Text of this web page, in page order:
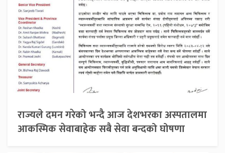
राज्यले दमन गरेको भन्दै आज देशभरका अस्पतालमा
आकस्मिक सेवाबाहेक सबै सेवा बन्दको घोषणा